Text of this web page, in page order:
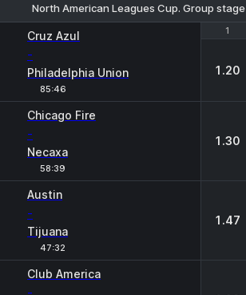
North American Leagues Cup. Group stage
1
Cruz Azul
-
Philadelphia Union
85:46
1
1.20
Chicago Fire
-
Necaxa
58:39
1.30
Austin
-
Tijuana
47:32
1.47
Club America